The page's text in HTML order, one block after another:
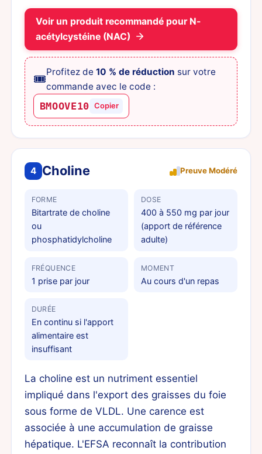
Voir un produit recommandé pour N-
acétylcystéine (NAC)
🎟️Profitez de10 % de réduction sur votre
commande avec le code :
BMOOVE10 Copier
4 Choline Preuve Modéré
FORME
Bitartrate de choline
ou
phosphatidylcholine
DOSE
400 à 550 mg par jour
(apport de référence
adulte)
FRÉQUENCE
1 prise par jour
MOMENT
Au cours d'un repas
DURÉE
En continu si l'apport
alimentaire est
insuffisant
La choline est un nutriment essentiel
impliqué dans l'export des graisses du foie
sous forme de VLDL. Une carence est
associée à une accumulation de graisse
hépatique. L'EFSA reconnaît la contribution